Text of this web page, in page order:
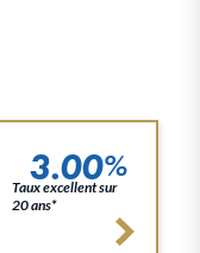
3.00%
Taux excellent sur
20 ans*